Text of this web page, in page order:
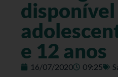
e 12 anos
16/07/2020 09:25